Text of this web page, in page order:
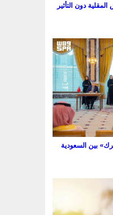
دون التأثير
بين السعودية